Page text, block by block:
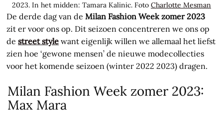
2023. In het midden: Tamara Kalinic. Foto Charlotte Mesman
De derde dag van deMilan Fashion Week zomer 2023
zit er voor ons op. Dit seizoen concentreren we ons op
destreet style want eigenlijk willen we allemaal het liefst
zien hoe ‘gewone mensen’ de nieuwe modecollecties
voor het komende seizoen (winter 2022 2023) dragen.
Milan Fashion Week zomer 2023:
Max Mara